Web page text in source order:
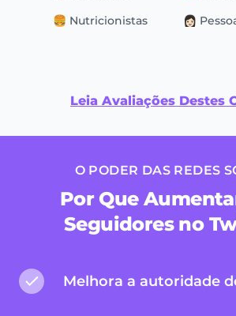
🍔 Nutricionistas
👩🏻
Leia Avaliações Destes
O PODER DAS REDES
Por Que
Seguidores no
Melhora a autoridade